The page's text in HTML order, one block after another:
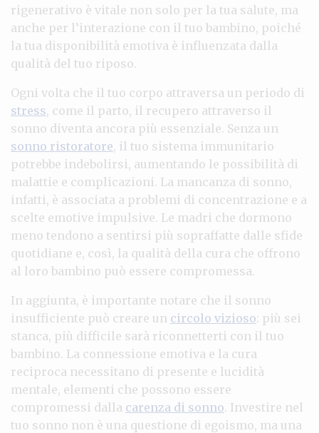
rigenerativo è vitale non solo per la tua salute, ma
anche per l’interazione con il tuo bambino, poiché
la tua disponibilità emotiva è influenzata dalla
qualità del tuo riposo.
Ogni volta che il tuo corpo attraversa un periodo di
stress, come il parto, il recupero attraverso il
sonno diventa ancora più essenziale. Senza un
sonno ristoratore, il tuo sistema immunitario
potrebbe indebolirsi, aumentando le possibilità di
malattie e complicazioni. La mancanza di sonno,
infatti, è associata a problemi di concentrazione e a
scelte emotive impulsive. Le madri che dormono
meno tendono a sentirsi più sopraffatte dalle sfide
quotidiane e, così, la qualità della cura che offrono
al loro bambino può essere compromessa.
In aggiunta, è importante notare che il sonno
insufficiente può creare un circolo vizioso: più sei
stanca, più difficile sarà riconnetterti con il tuo
bambino. La connessione emotiva e la cura
reciproca necessitano di presente e lucidità
mentale, elementi che possono essere
compromessi dalla carenza di sonno. Investire nel
tuo sonno non è una questione di egoismo, ma una